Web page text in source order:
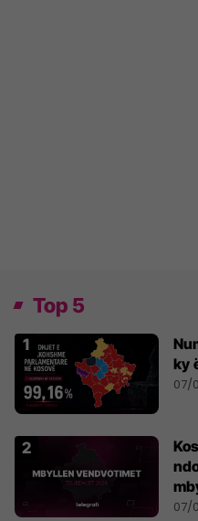
Top 5
ky
07/
07/